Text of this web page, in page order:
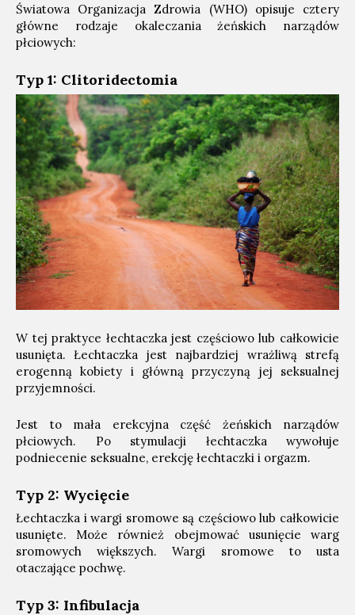
Światowa Organizacja Zdrowia (WHO) opisuje cztery
główne rodzaje okaleczania żeńskich narządów
płciowych:
Typ 1: Clitoridectomia
W tej praktyce łechtaczka jest częściowo lub całkowicie
usunięta. Łechtaczka jest najbardziej wrażliwą strefą
erogenną kobiety i główną przyczyną jej seksualnej
przyjemności.
Jest to mała erekcyjna część żeńskich narządów
płciowych. Po stymulacji łechtaczka wywołuje
podniecenie seksualne, erekcję łechtaczki i orgazm.
Typ 2: Wycięcie
Łechtaczka i wargi sromowe są częściowo lub całkowicie
usunięte. Może również obejmować usunięcie warg
sromowych większych. Wargi sromowe to usta
otaczające pochwę.
Typ 3: Infibulacja